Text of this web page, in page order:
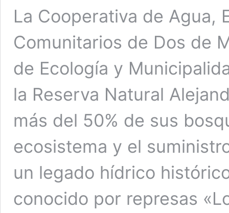
La Cooperativa de Agua,
Comunitarios de Dos de
de Ecología y
la Reserva Natural
más del 50% de sus
ecosistema y el
un legado hídrico
conocido por represas